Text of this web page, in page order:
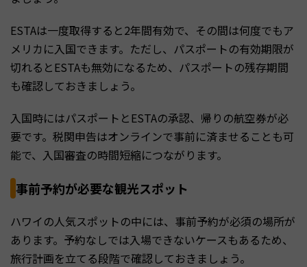
ESTAは一度取得すると2年間有効で、その間は何度でもア
メリカに入国できます。ただし、パスポートの有効期限が
切れるとESTAも無効になるため、パスポートの残存期間
も確認しておきましょう。
入国時にはパスポートとESTAの承認、帰りの航空券が必
要です。税関申告はオンラインで事前に済ませることも可
能で、入国審査の時間短縮につながります。
事前予約が必要な観光スポット
ハワイの人気スポットの中には、事前予約が必須の場所が
あります。予約なしでは入場できないケースもあるため、
旅行計画を立てる段階で確認しておきましょう。